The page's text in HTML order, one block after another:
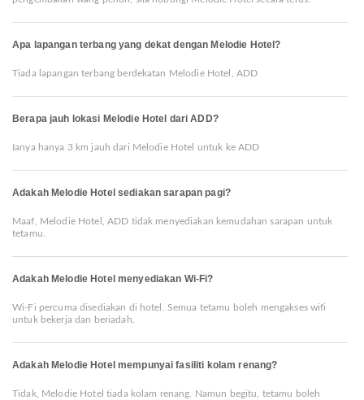
Apa lapangan terbang yang dekat dengan Melodie Hotel?
Tiada lapangan terbang berdekatan Melodie Hotel, ADD
Berapa jauh lokasi Melodie Hotel dari ADD?
Ianya hanya 3 km jauh dari Melodie Hotel untuk ke ADD
Adakah Melodie Hotel sediakan sarapan pagi?
Maaf, Melodie Hotel, ADD tidak menyediakan kemudahan sarapan untuk
tetamu.
Adakah Melodie Hotel menyediakan Wi-Fi?
Wi-Fi percuma disediakan di hotel. Semua tetamu boleh mengakses wifi
untuk bekerja dan beriadah.
Adakah Melodie Hotel mempunyai fasiliti kolam renang?
Tidak, Melodie Hotel tiada kolam renang. Namun begitu, tetamu boleh